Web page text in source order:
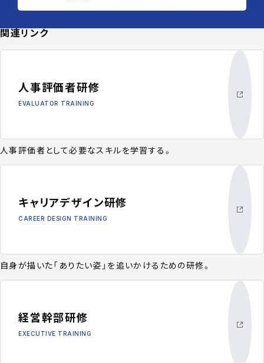
関連リンク
人事評価者研修
EVALUATOR TRAINING
人事評価者として必要なスキルを学習する。
キャリアデザイン研修
CAREER DESIGN TRAINING
自身が描いた「ありたい姿」を追いかけるための研修。
経営幹部研修
EXECUTIVE TRAINING